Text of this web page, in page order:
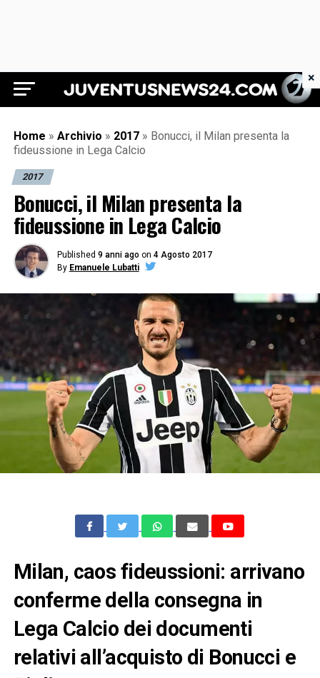
Juventus News 24
Home » Archivio » 2017 » Bonucci, il Milan presenta la
fideussione in Lega Calcio
2017
Bonucci, il Milan presenta la
fideussione in Lega Calcio
Published 9 anni ago on 4 Agosto 2017
By Emanuele Lubatti
Milan, caos fideussioni: arrivano
conferme della consegna in
Lega Calcio dei documenti
relativi all’acquisto di Bonucci e
×